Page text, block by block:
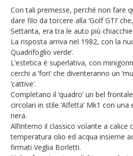
Con tali premesse, perché non fare
dare filo da torcere alla ‘Golf GTI’
Settanta, era tra le auto più
La risposta arriva nel 1982, con la
Quadrifoglio verde’.
L’estetica è superlativa, con
cerchi a ‘fori’ che diventeranno un
‘cattive’.
Completano il ‘quadro’ un bel
circolari in stile ‘Alfetta’ Mk1 con
nera.
All’interno il classico volante a calice
temperatura olio ed acqua insieme
firmati Veglia Borletti.